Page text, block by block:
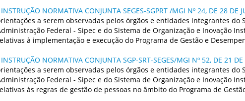
INSTRUÇÃO NORMATIVA CONJUNTA SEGES-SGPRT /MGI Nº 24, DE 28 DE
a serem observadas pelos órgãos e entidades integrantes do
Federal - Sipec e do Sistema de Organização e Inovação
à implementação e execução do Programa de Gestão e
INSTRUÇÃO NORMATIVA CONJUNTA SGP-SRT-SEGES/MGI Nº 52, DE 21
a serem observadas pelos órgãos e entidades integrantes do
Federal - Sipec e do Sistema de Organização e Inovação
às regras de gestão de pessoas no âmbito do Programa de